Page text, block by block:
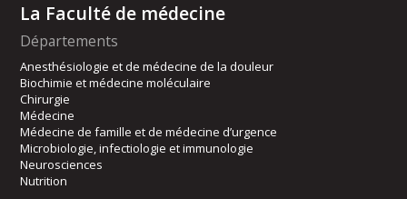
La Faculté de médecine
Départements
Anesthésiologie et de médecine de la douleur
Biochimie et médecine moléculaire
Chirurgie
Médecine
Médecine de famille et de médecine d’urgence
Microbiologie, infectiologie et immunologie
Neurosciences
Nutrition